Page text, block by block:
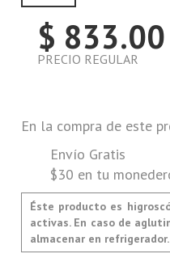
$ 833.00
PRECIO REGULAR
En la compra de este
Envío Gratis
$30 en tu
Éste producto es
activas. En caso de
almacenar en refrigerador.